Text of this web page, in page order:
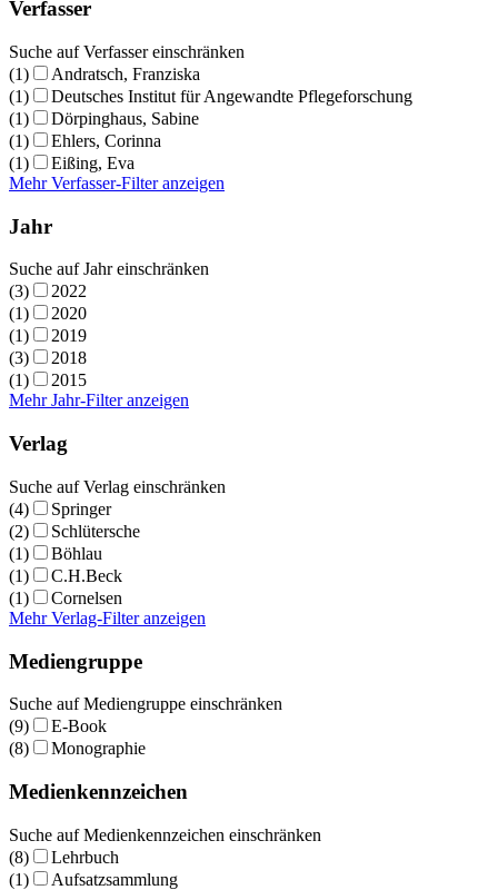
Verfasser
Suche auf Verfasser einschränken
(1)
Andratsch, Franziska
(1)
Deutsches Institut für Angewandte Pflegeforschung
(1)
Dörpinghaus, Sabine
(1)
Ehlers, Corinna
(1)
Eißing, Eva
Mehr Verfasser-Filter anzeigen
Jahr
Suche auf Jahr einschränken
(3)
2022
(1)
2020
(1)
2019
(3)
2018
(1)
2015
Mehr Jahr-Filter anzeigen
Verlag
Suche auf Verlag einschränken
(4)
Springer
(2)
Schlütersche
(1)
Böhlau
(1)
C.H.Beck
(1)
Cornelsen
Mehr Verlag-Filter anzeigen
Mediengruppe
Suche auf Mediengruppe einschränken
(9)
E-Book
(8)
Monographie
Medienkennzeichen
Suche auf Medienkennzeichen einschränken
(8)
Lehrbuch
(1)
Aufsatzsammlung